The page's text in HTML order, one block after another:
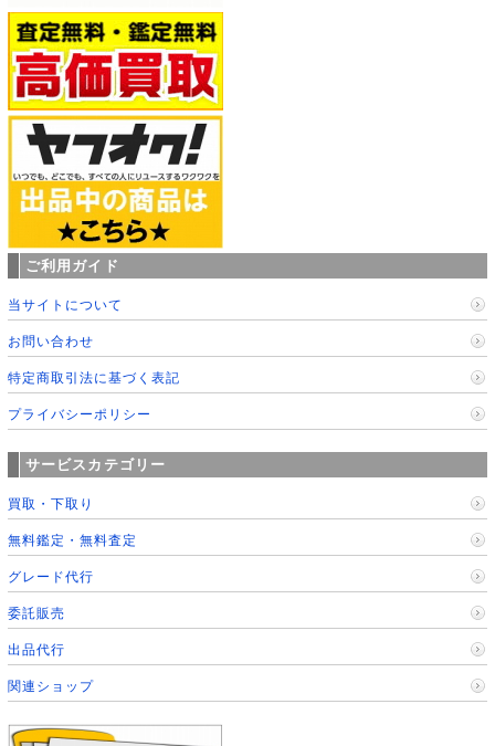
ご利用ガイド
当サイトについて
お問い合わせ
特定商取引法に基づく表記
プライバシーポリシー
サービスカテゴリー
買取・下取り
無料鑑定・無料査定
グレード代行
委託販売
出品代行
関連ショップ